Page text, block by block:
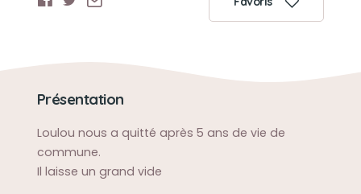
Présentation
Loulou nous a quitté après 5 ans de vie de
commune.
Il laisse un grand vide